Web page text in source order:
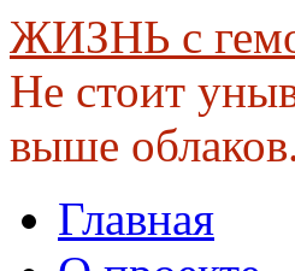
ЖИЗНЬ с
Не стоит
выше
to
contentГлавная